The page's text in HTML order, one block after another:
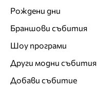
Рождени дни
Браншови събития
Шоу програми
Други модни събития
Добави събитие